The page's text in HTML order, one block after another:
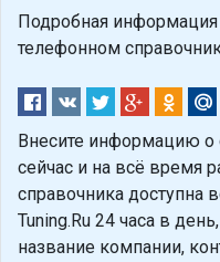
Подробная
телефонном
Внесите информацию о
сейчас и на всё время
справочника доступна
Tuning.Ru 24 часа в
название компании,